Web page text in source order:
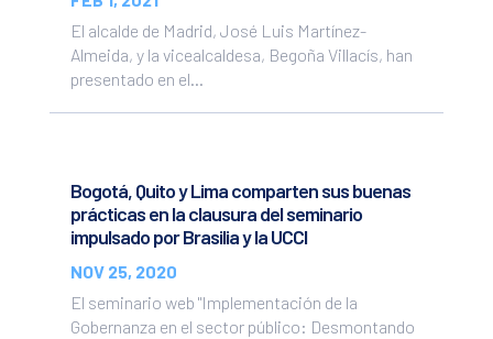
El alcalde de Madrid, José Luis Martínez-
Almeida, y la vicealcaldesa, Begoña Villacís, han
presentado en el...
Bogotá, Quito y Lima comparten sus buenas
prácticas en la clausura del seminario
impulsado por Brasilia y la UCCI
NOV 25, 2020
El seminario web "Implementación de la
Gobernanza en el sector público: Desmontando